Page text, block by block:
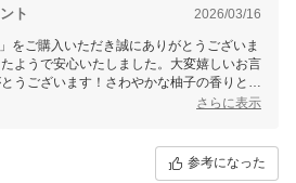
ト 2026/03/16
をご購入いただき誠にありがとうございま
ようで安心いたしました。大変嬉しいお言
うございます！さわやかな柚子の香りとや
と酸味のバランスが絶妙ですよね♪希釈タ
さらに表示
参考になった